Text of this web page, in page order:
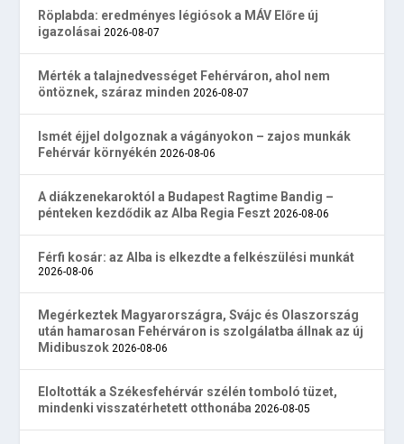
Röplabda: eredményes légiósok a MÁV Előre új
igazolásai 2026-08-07
Mérték a talajnedvességet Fehérváron, ahol nem
öntöznek, száraz minden 2026-08-07
Ismét éjjel dolgoznak a vágányokon – zajos munkák
Fehérvár környékén 2026-08-06
A diákzenekaroktól a Budapest Ragtime Bandig –
pénteken kezdődik az Alba Regia Feszt 2026-08-06
Férfi kosár: az Alba is elkezdte a felkészülési munkát
2026-08-06
Megérkeztek Magyarországra, Svájc és Olaszország
után hamarosan Fehérváron is szolgálatba állnak az új
Midibuszok 2026-08-06
Eloltották a Székesfehérvár szélén tomboló tüzet,
mindenki visszatérhetett otthonába 2026-08-05